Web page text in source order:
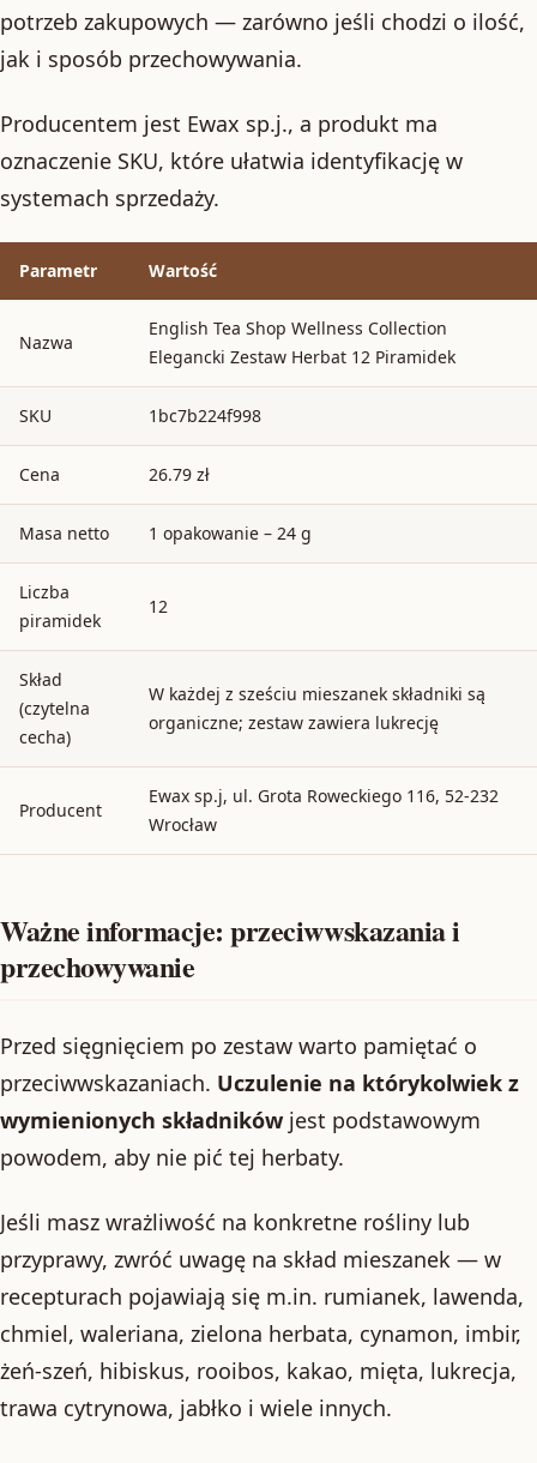
potrzeb zakupowych — zarówno jeśli chodzi o ilość,
jak i sposób przechowywania.
Producentem jest Ewax sp.j., a produkt ma
oznaczenie SKU, które ułatwia identyfikację w
systemach sprzedaży.
Parametr Wartość
Nazwa
English Tea Shop Wellness Collection
Elegancki Zestaw Herbat 12 Piramidek
SKU 1bc7b224f998
Cena 26.79 zł
Masa netto 1 opakowanie – 24 g
Liczba
piramidek
12
Skład
(czytelna
cecha)
W każdej z sześciu mieszanek składniki są
organiczne; zestaw zawiera lukrecję
Producent
Ewax sp.j, ul. Grota Roweckiego 116, 52-232
Wrocław
Ważne informacje: przeciwwskazania i
przechowywanie
Przed sięgnięciem po zestaw warto pamiętać o
przeciwwskazaniach. Uczulenie na którykolwiek z
wymienionych składników jest podstawowym
powodem, aby nie pić tej herbaty.
Jeśli masz wrażliwość na konkretne rośliny lub
przyprawy, zwróć uwagę na skład mieszanek — w
recepturach pojawiają się m.in. rumianek, lawenda,
chmiel, waleriana, zielona herbata, cynamon, imbir,
żeń-szeń, hibiskus, rooibos, kakao, mięta, lukrecja,
trawa cytrynowa, jabłko i wiele innych.